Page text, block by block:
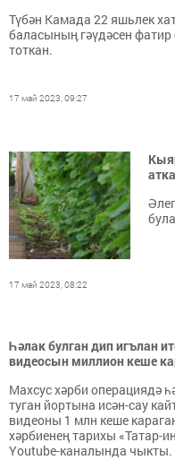
Түбән Камада 22 яшьлек
баласының гәүдәсен
тоткан.
17 май 2023, 09:27
17 май 2023, 08:22
Һәлак булган дип игълан
видеосын миллион кеше
Махсус хәрби операциядә
туган йортына исән-сау
видеоны 1 млн кеше
хәрбиенең тарихы «Татар-
Youtube-каналында чыкты.